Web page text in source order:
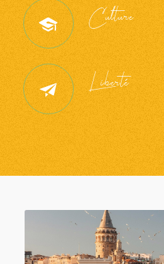
Culture
Liberté